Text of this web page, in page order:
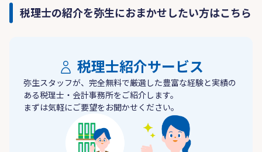
税理士の紹介を弥生におまかせしたい方はこちら
税理士紹介サービス
弥生スタッフが、完全無料で厳選した豊富な経験と実績の
ある税理士・会計事務所をご紹介します。
まずは気軽にご要望をお聞かせください。